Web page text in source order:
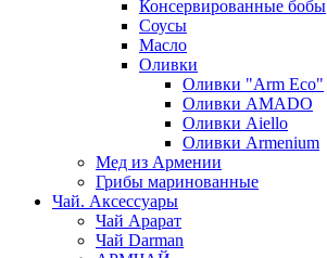
Консервированные бобы
Соусы
Масло
Оливки
Оливки "Arm Eco"
Оливки AMADO
Оливки Aiello
Оливки Armenium
Мед из Армении
Грибы маринованные
Чай. Аксессуары
Чай Арарат
Чай Darman